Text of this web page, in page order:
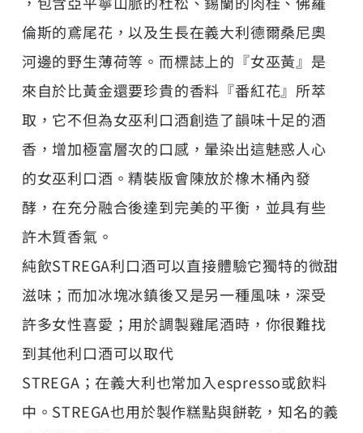
倫斯的鳶尾花，以及生長在義大利德爾桑尼奧
河邊的野生薄荷等。而標誌上的『女巫黃』是
來自於比黃金還要珍貴的香料『番紅花』所萃
取，它不但為女巫利口酒創造了韻味十足的酒
香，增加極富層次的口感，暈染出這魅惑人心
的女巫利口酒。精裝版會陳放於橡木桶內發
酵，在充分融合後達到完美的平衡，並具有些
許木質香氣。
純飲STREGA利口酒可以直接體驗它獨特的微甜
滋味；而加冰塊冰鎮後又是另一種風味，深受
許多女性喜愛；用於調製雞尾酒時，你很難找
到其他利口酒可以取代
STREGA；在義大利也常加入espresso或飲料
中。STREGA也用於製作糕點與餅乾，知名的義